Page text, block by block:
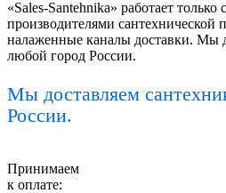
«Sales-Santehnika» работает
производителями сантехнической
налаженные каналы доставки. Мы
любой город России.
Мы доставляем
России.
Принимаем
к оплате: